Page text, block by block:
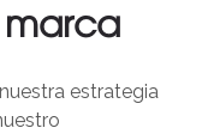
estrategia